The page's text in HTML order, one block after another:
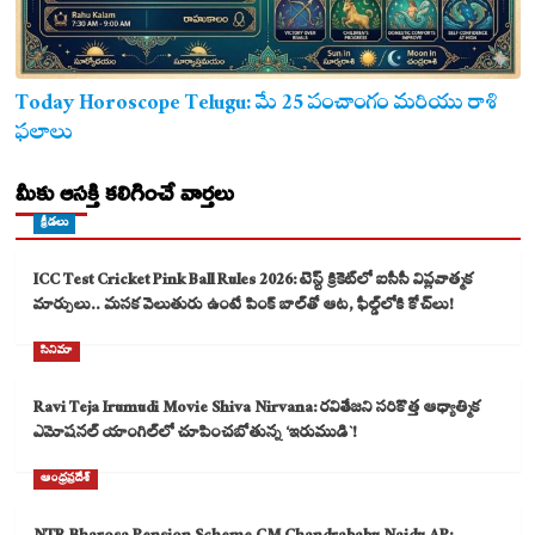
Today Horoscope Telugu: మే 25 పంచాంగం మరియు రాశి
ఫలాలు
మీకు ఆసక్తి కలిగించే వార్తలు
క్రీడలు
ICC Test Cricket Pink Ball Rules 2026: టెస్ట్ క్రికెట్‌లో ఐసీసీ విప్లవాత్మక
మార్పులు.. మసక వెలుతురు ఉంటే పింక్ బాల్‌తో ఆట, ఫీల్డ్‌లోకి కోచ్‌లు!
సినిమా
Ravi Teja Irumudi Movie Shiva Nirvana: రవితేజని సరికొత్త ఆధ్యాత్మిక
ఎమోషనల్ యాంగిల్‌లో చూపించబోతున్న ‘ఇరుముడి`!
ఆంధ్రప్రదేశ్